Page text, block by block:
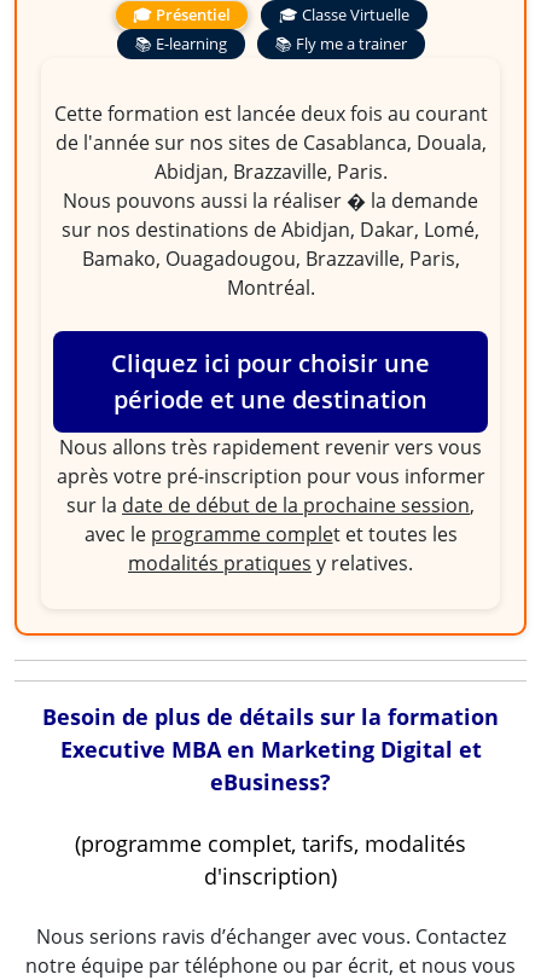
🎓 Présentiel
🎓 Classe Virtuelle
📚 E-learning
📚 Fly me a trainer
Cette formation est lancée deux fois au courant
de l'année sur nos sites de Casablanca, Douala,
Abidjan, Brazzaville, Paris.
Nous pouvons aussi la réaliser � la demande
sur nos destinations de Abidjan, Dakar, Lomé,
Bamako, Ouagadougou, Brazzaville, Paris,
Montréal.
Cliquez ici pour choisir une
période et une destination
Nous allons très rapidement revenir vers vous
après votre pré-inscription pour vous informer
sur la date de début de la prochaine session,
avec le programme complet et toutes les
modalités pratiques y relatives.
Besoin de plus de détails sur la formation
Executive MBA en Marketing Digital et
eBusiness?
(programme complet, tarifs, modalités
d'inscription)
Nous serions ravis d’échanger avec vous. Contactez
notre équipe par téléphone ou par écrit, et nous vous